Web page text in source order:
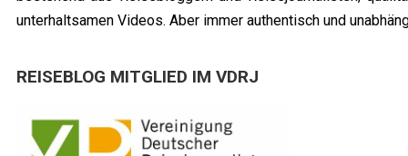
unterhaltsamen Videos. Aber immer authentisch und
REISEBLOG MITGLIED IM VDRJ